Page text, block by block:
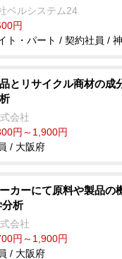
ベルシステム24
円
ト・パート / 契約社員 /
とリサイクル商材の成
会社
円～1,900円
/ 大阪府
カーにて原料や製品の
析
会社
円～1,900円
/ 大阪府